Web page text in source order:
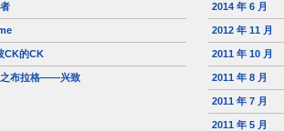
CK的CK
之布拉格——兴致
2014 年 6 月
2012 年 11 月
2011 年 10 月
2011 年 8 月
2011 年 7 月
2011 年 5 月